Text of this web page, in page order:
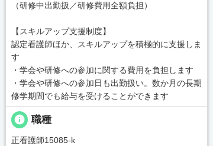
（研修中出勤扱／研修費用全額負担）
【スキルアップ支援制度】
認定看護師ほか、スキルアップを積極的に支援しま
す
・学会や研修への参加に関する費用を負担します
・学会や研修への参加日も出勤扱い。数か月の長期
修学期間でも給与を受けることができます
info 職種
正看護師15085-k